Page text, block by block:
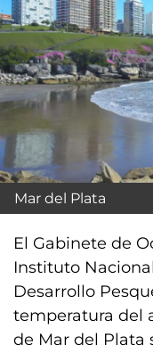
Mar del Plata
El Gabinete de
Instituto
Desarrollo
temperatura del
de Mar del Plata